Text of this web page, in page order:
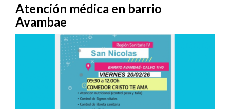
Atención médica en barrio
Avambae